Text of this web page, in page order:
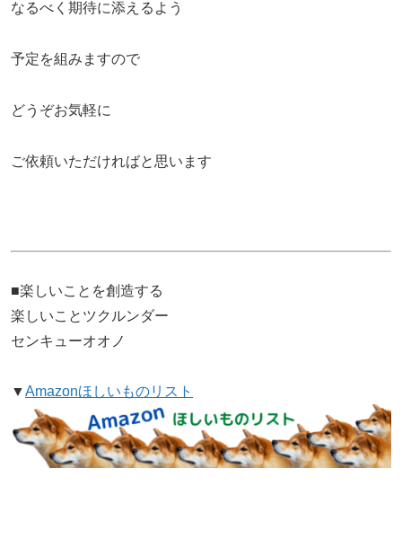
なるべく期待に添えるよう
予定を組みますので
どうぞお気軽に
ご依頼いただければと思います
■楽しいことを創造する
楽しいことツクルンダー
センキューオオノ
▼Amazonほしいものリスト